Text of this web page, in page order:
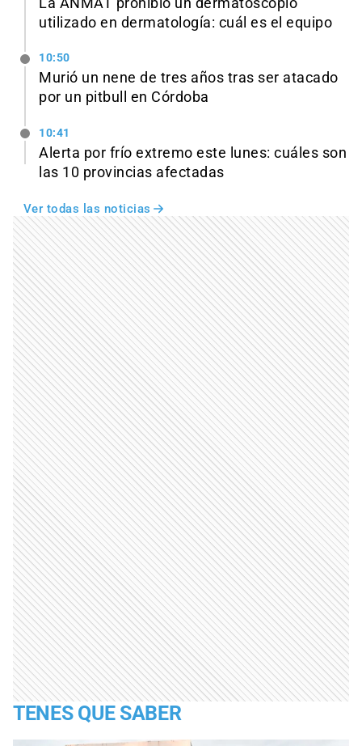
utilizado en dermatología: cuál es el equipo
10:50
Murió un nene de tres años tras ser atacado
por un pitbull en Córdoba
10:41
Alerta por frío extremo este lunes: cuáles son
las 10 provincias afectadas
Ver todas las noticias
TENES QUE SABER